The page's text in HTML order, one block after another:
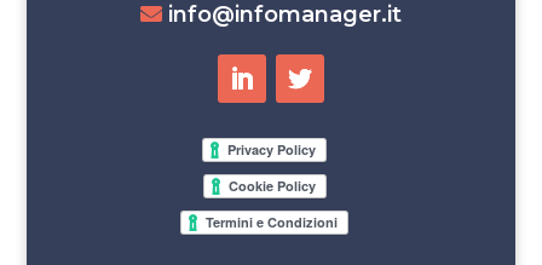
info@infomanager.it